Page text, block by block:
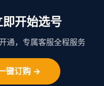
开始选号
通，专属客服全程服务
键订购 →